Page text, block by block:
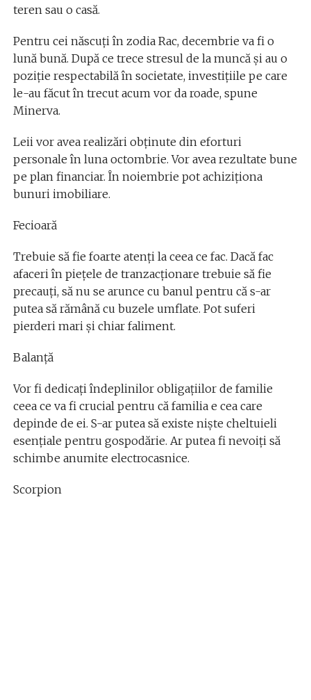
teren sau o casă.
Pentru cei născuți în zodia Rac, decembrie va fi o
lună bună. După ce trece stresul de la muncă și au o
poziție respectabilă în societate, investițiile pe care
le-au făcut în trecut acum vor da roade, spune
Minerva.
Leii vor avea realizări obținute din eforturi
personale în luna octombrie. Vor avea rezultate bune
pe plan financiar. În noiembrie pot achiziționa
bunuri imobiliare.
Fecioară
Trebuie să fie foarte atenți la ceea ce fac. Dacă fac
afaceri în piețele de tranzacționare trebuie să fie
precauți, să nu se arunce cu banul pentru că s-ar
putea să rămână cu buzele umflate. Pot suferi
pierderi mari și chiar faliment.
Balanță
Vor fi dedicați îndeplinilor obligațiilor de familie
ceea ce va fi crucial pentru că familia e cea care
depinde de ei. S-ar putea să existe niște cheltuieli
esențiale pentru gospodărie. Ar putea fi nevoiți să
schimbe anumite electrocasnice.
Scorpion